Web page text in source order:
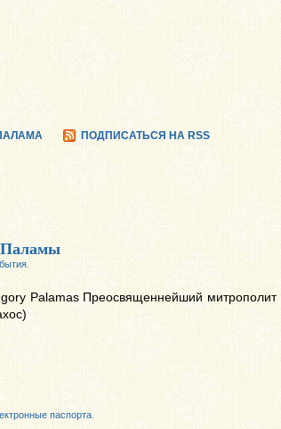
ПОДПИСАТЬСЯ НА RSS
Паламы
Palamas Преосвященнейший митрополит
паспорта